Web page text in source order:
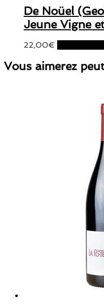
De Noüel
Jeune Vigne
22,00€
Vous aimerez